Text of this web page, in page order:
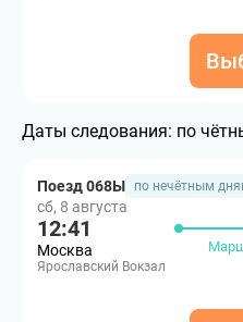
Даты следования: по
Поезд 068Ы по нечётным
сб, 8 августа
12:41
Москва
Ярославский Вокзал